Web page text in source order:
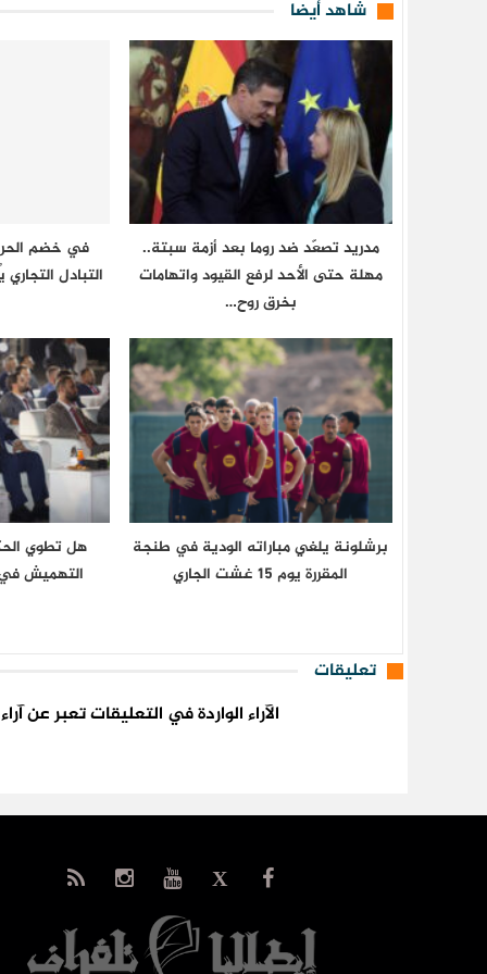
شاهد أيضا
مدريد تصعّد ضد روما بعد أزمة سبتة..
مهلة حتى الأحد لرفع القيود واتهامات
بخرق روح…
في خضم
التبادل
برشلونة يلغي مباراته الودية في طنجة
المقررة يوم 15 غشت الجاري
هل تطوي
التهميش
تعليقات
الآراء الواردة في التعليقات تعبر عن